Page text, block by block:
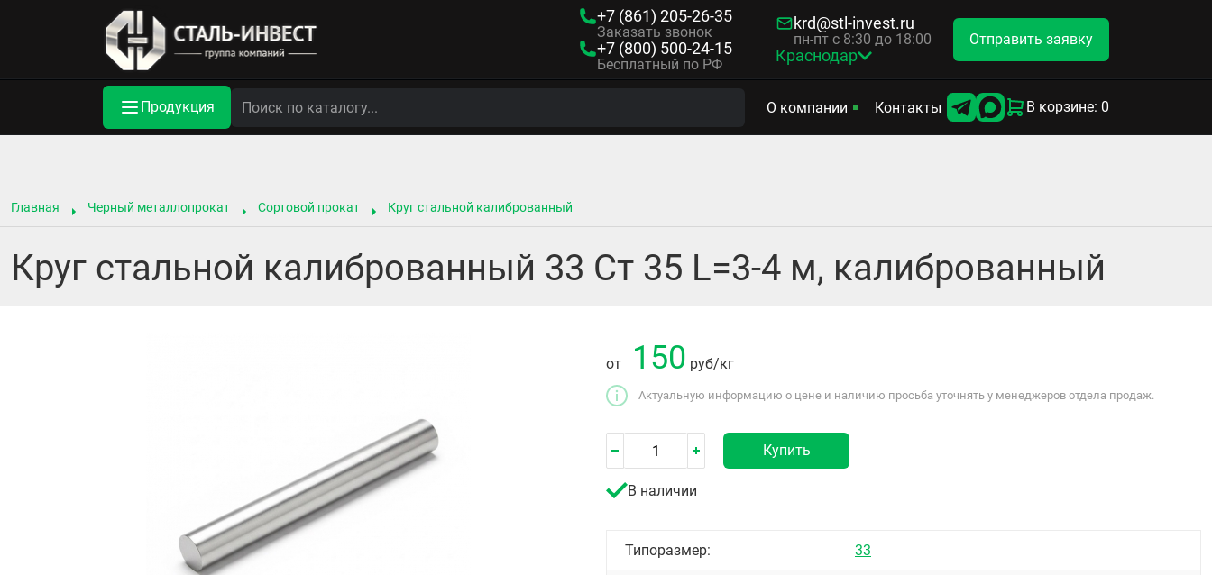
+7 (861) 205-26-35
Заказать звонок
+7 (800) 500-24-15
Бесплатный по РФ
krd@stl-invest.ru
пн-пт с 8:30 до 18:00
Краснодар
Отправить заявку
Продукция О компании Контакты В корзине: 0
Главная Черный металлопрокат Сортовой прокат Круг стальной калиброванный
Круг стальной калиброванный 33 Ст 35 L=3-4 м, калиброванный
от 150 руб/кг
Актуальную информацию о цене и наличию просьба уточнять у менеджеров отдела продаж.
Купить
В наличии
Типоразмер: 33